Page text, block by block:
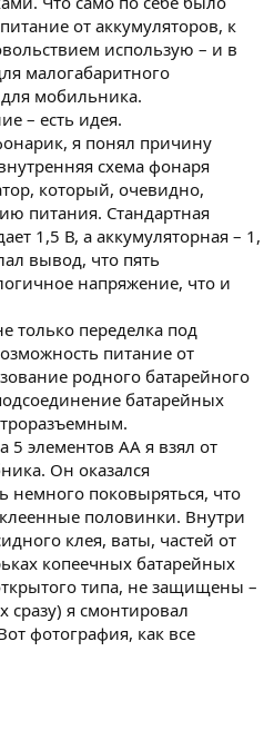
от аккумуляторов, к
использую – и в
малогабаритного
для мобильника.
– есть идея.
я понял причину
схема фонаря
который, очевидно,
питания. Стандартная
1,5 В, а аккумуляторная – 1,
вывод, что пять
напряжение, что и
только переделка под
питание от
родного батарейного
батарейных
5 элементов АА я взял от
Он оказался
поковыряться, что
половинки. Внутри
клея, ваты, частей от
копеечных батарейных
типа, не защищены –
сразу) я смонтировал
фотография, как все